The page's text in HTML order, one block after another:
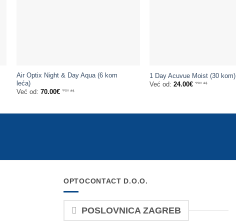
Air Optix Night & Day Aqua (6 kom
leća)
Već od:70.00€ *PDV uklj.
1 Day Acuvue Moist (30 kom)
Već od:24.00€ *PDV uklj.
OPTOCONTACT D.O.O.
POSLOVNICA ZAGREB